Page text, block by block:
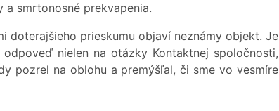
a smrtonosné prekvapenia.
doterajšieho prieskumu objaví neznámy objekt. Je
nielen na otázky Kontaktnej spoločnosti,
pozrel na oblohu a premýšľal, či sme vo vesmíre